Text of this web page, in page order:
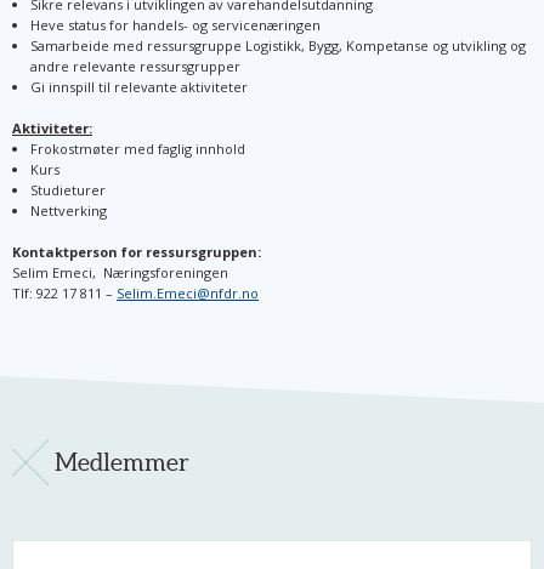
Sikre relevans i utviklingen av varehandelsutdanning
Heve status for handels- og servicenæringen
Samarbeide med ressursgruppe Logistikk, Bygg, Kompetanse og utvikling og
andre relevante ressursgrupper
Gi innspill til relevante aktiviteter
Aktiviteter:
Frokostmøter med faglig innhold
Kurs
Studieturer
Nettverking
Kontaktperson for ressursgruppen:
Selim Emeci, Næringsforeningen
Tlf: 922 17 811 – Selim.Emeci@nfdr.no
Medlemmer